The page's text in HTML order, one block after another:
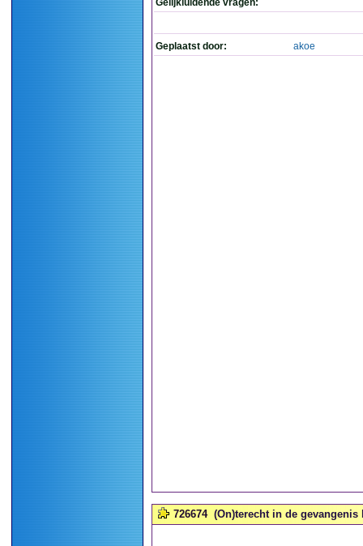
Gelijkluidende vragen:
Geplaatst door: akoe
726674 (On)terecht in de gevangenis